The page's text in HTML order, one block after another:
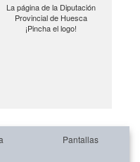
La página de la Diputación
Provincial de Huesca
¡Pincha el logo!
Pantallas